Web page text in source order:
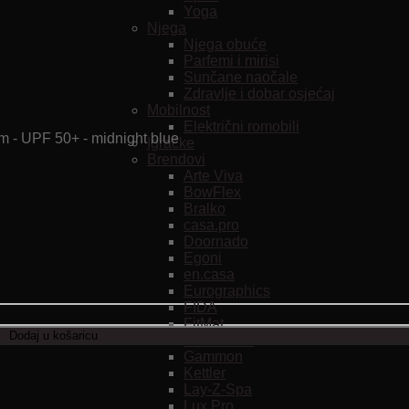
Yoga
Njega
Njega obuće
Parfemi i mirisi
Sunčane naočale
Zdravlje i dobar osjećaj
Mobilnost
Električni romobili
Igračke
Brendovi
Arte Viva
BowFlex
Bralko
casa.pro
Doornado
Egoni
en.casa
Eurographics
FIDA
FitMat
Gammon
Kettler
Lay-Z-Spa
Dodaj u košaricu